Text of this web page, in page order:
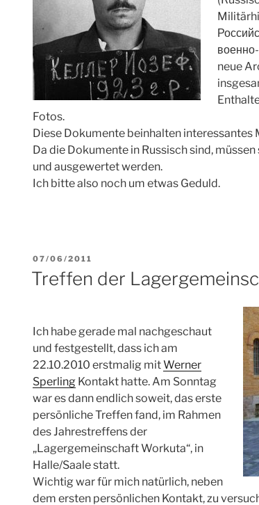
neue
Fotos.
Diese Dokumente beinhalten interessantes
Da die Dokumente in Russisch sind,
und ausgewertet werden.
Ich bitte also noch um etwas Geduld.
VERÖFFENTLICHT
AM
07/06/2011
Treffen der
Ich habe gerade mal nachgeschaut
und festgestellt, dass ich am
22.10.2010 erstmalig mitWerner
Sperling Kontakt hatte. Am Sonntag
war es dann endlich soweit, das erste
persönliche Treffen fand, im Rahmen
des Jahrestreffens der
„Lagergemeinschaft Workuta“, in
Halle/Saale statt.
Wichtig war für mich natürlich, neben
dem ersten persönlichen Kontakt, zu